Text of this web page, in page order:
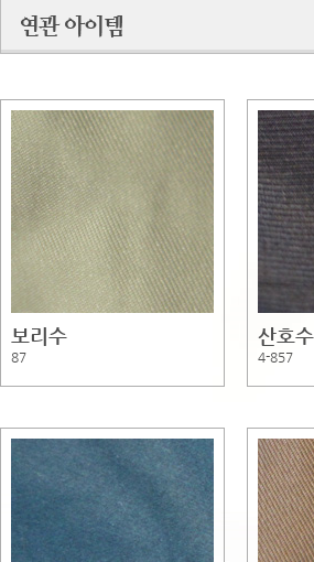
보리수
87
산호수
4-857